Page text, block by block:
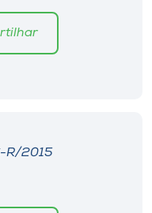
R/2015